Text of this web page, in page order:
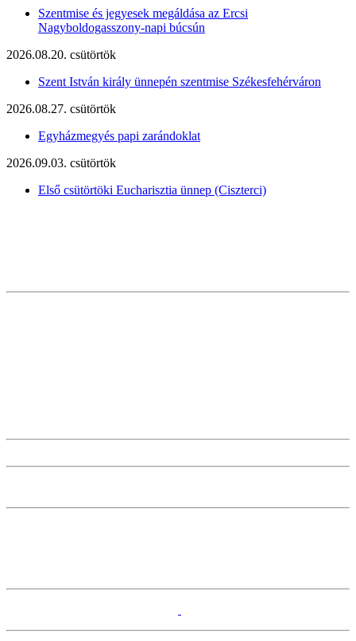
Szentmise és jegyesek megáldása az Ercsi
Nagyboldogasszony-napi búcsún
2026.08.20. csütörtök
Szent István király ünnepén szentmise Székesfehérváron
2026.08.27. csütörtök
Egyházmegyés papi zarándoklat
2026.09.03. csütörtök
Első csütörtöki Eucharisztia ünnep (Ciszterci)